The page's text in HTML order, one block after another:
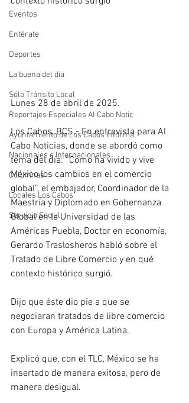
Eventos
Entérate
Deportes
La buena del día
Sólo Tránsito Local
Reportajes Especiales Al Cabo Notic
Ayuntamiento de Los Cabos Informa
Nacionales e Internacionales
Columnas
Locales Los Cabos
Servicio Social
Lunes 28 de abril de 2025.
Los Cabos, BCS.- En entrevista para Al
Cabo Noticias, donde se abordó como
tema del día: “Cómo ha vivido y vive
México los cambios en el comercio
global”, el embajador, Coordinador de la
Maestría y Diplomado en Gobernanza
Global en la Universidad de las
Américas Puebla, Doctor en economía,
Gerardo Traslosheros habló sobre el
Tratado de Libre Comercio y en qué
contexto histórico surgió.
Dijo que éste dio pie a que se
negociaran tratados de libre comercio
con Europa y América Latina.
Explicó que, con el TLC, México se ha
insertado de manera exitosa, pero de
manera desigual.